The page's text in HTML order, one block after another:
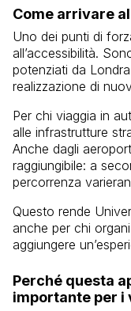
Come arrivare
Uno dei punti di
all’accessibilità.
potenziati da
realizzazione di
Per chi viaggia in
alle infrastrutture
Anche dagli
raggiungibile: a
percorrenza
Questo rende
anche per chi
aggiungere
Perché questa
importante per i